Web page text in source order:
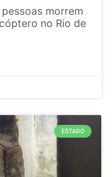
morrem
no Rio de
ESTADO